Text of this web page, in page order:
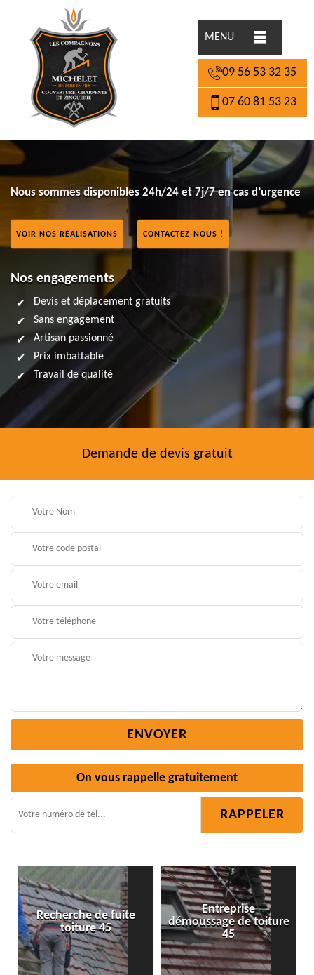
MENU
09 56 53 32 35
07 60 81 53 23
Nous sommes disponibles 24h/24 et 7j/7 en cas d’urgence
VOIR NOS RÉALISATIONS CONTACTEZ-NOUS !
Nos engagements
Devis et déplacement gratuits
Sans engagement
Artisan passionné
Prix imbattable
Travail de qualité
Demande de devis gratuit
On vous rappelle gratuitement
Entreprise
démoussage de toiture
45
Isolation toiture 45